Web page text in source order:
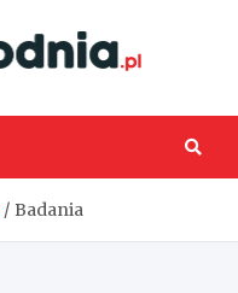
Badania